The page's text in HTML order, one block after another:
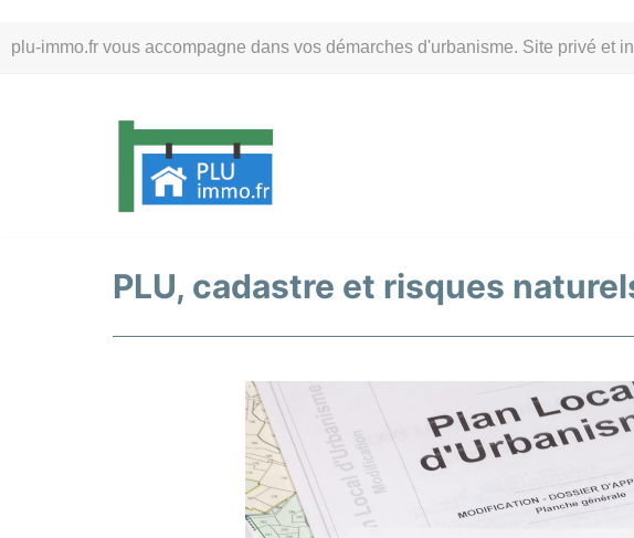
plu-immo.fr vous accompagne dans vos démarches d'urbanisme. Site privé et
au
PLU, cadastre et risques